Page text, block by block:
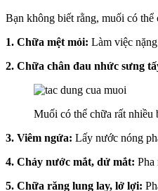
Bạn không biết rằng, muối có thể
1. Chữa mệt mỏi: Làm việc
2. Chữa chân đau nhức sưng
Muối có thể chữa rất nhiều
3. Viêm ngứa: Lấy nước nóng
4. Chảy nước mắt, dử mắt: Pha
5. Chữa răng lung lay, lở lợi: